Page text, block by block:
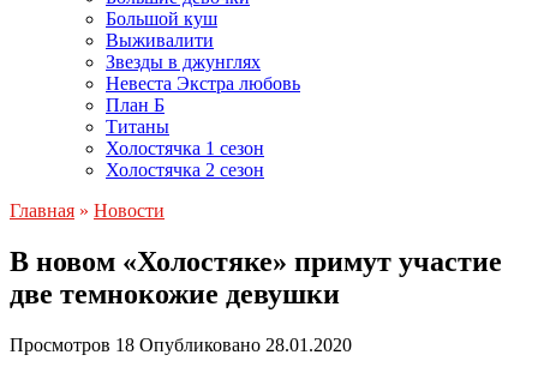
Большой куш
Выживалити
Звезды в джунглях
Невеста Экстра любовь
План Б
Титаны
Холостячка 1 сезон
Холостячка 2 сезон
Главная » Новости
В новом «Холостяке» примут участие
две темнокожие девушки
Просмотров 18 Опубликовано 28.01.2020